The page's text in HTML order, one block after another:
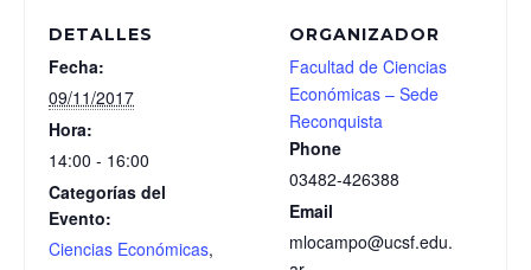
DETALLES
Fecha:
09/11/2017
Hora:
14:00 - 16:00
Categorías del
Evento:
Ciencias Económicas,
ORGANIZADOR
Facultad de Ciencias
Económicas – Sede
Reconquista
Phone
03482-426388
Email
mlocampo@ucsf.edu.